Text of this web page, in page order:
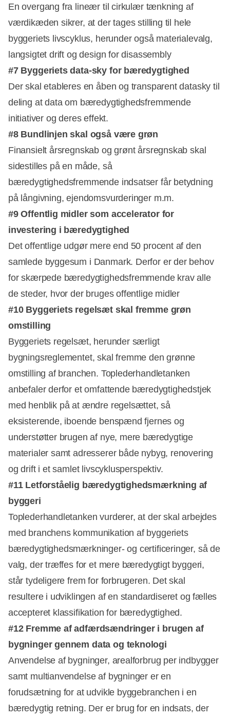
En overgang fra lineær til cirkulær tænkning af
værdikæden sikrer, at der tages stilling til hele
byggeriets livscyklus, herunder også materialevalg,
langsigtet drift og design for disassembly
#7 Byggeriets data-sky for bæredygtighed
Der skal etableres en åben og transparent datasky til
deling at data om bæredygtighedsfremmende
initiativer og deres effekt.
#8 Bundlinjen skal også være grøn
Finansielt årsregnskab og grønt årsregnskab skal
sidestilles på en måde, så
bæredygtighedsfremmende indsatser får betydning
på långivning, ejendomsvurderinger m.m.
#9 Offentlig midler som accelerator for
investering i bæredygtighed
Det offentlige udgør mere end 50 procent af den
samlede byggesum i Danmark. Derfor er der behov
for skærpede bæredygtighedsfremmende krav alle
de steder, hvor der bruges offentlige midler
#10 Byggeriets regelsæt skal fremme grøn
omstilling
Byggeriets regelsæt, herunder særligt
bygningsreglementet, skal fremme den grønne
omstilling af branchen. Toplederhandletanken
anbefaler derfor et omfattende bæredygtighedstjek
med henblik på at ændre regelsættet, så
eksisterende, iboende benspænd fjernes og
understøtter brugen af nye, mere bæredygtige
materialer samt adresserer både nybyg, renovering
og drift i et samlet livscyklusperspektiv.
#11 Letforståelig bæredygtighedsmærkning af
byggeri
Toplederhandletanken vurderer, at der skal arbejdes
med branchens kommunikation af byggeriets
bæredygtighedsmærkninger- og certificeringer, så de
valg, der træffes for et mere bæredygtigt byggeri,
står tydeligere frem for forbrugeren. Det skal
resultere i udviklingen af en standardiseret og fælles
accepteret klassifikation for bæredygtighed.
#12 Fremme af adfærdsændringer i brugen af
bygninger gennem data og teknologi
Anvendelse af bygninger, arealforbrug per indbygger
samt multianvendelse af bygninger er en
forudsætning for at udvikle byggebranchen i en
bæredygtig retning. Der er brug for en indsats, der